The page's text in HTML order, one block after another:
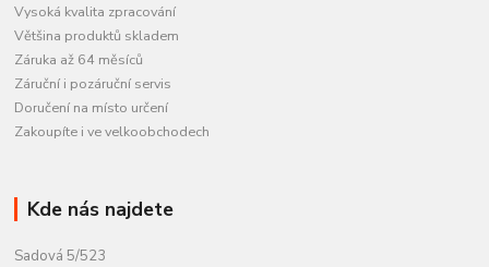
Vysoká kvalita zpracování
Většina produktů skladem
Záruka až 64 měsíců
Záruční i pozáruční servis
Doručení na místo určení
Zakoupíte i ve velkoobchodech
Kde nás najdete
Sadová 5/523